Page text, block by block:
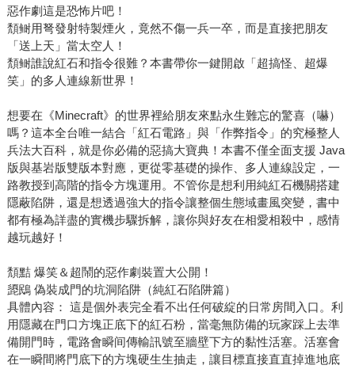
惡作劇這是恐怖片吧！
頽鲥用弩發射特製煙火，竟然不傷一兵一卒，而是直接把朋友
「送上天」當太空人！
頽鲥誰說紅石和指令很難？本書帶你一鍵開啟「超搞怪、超爆
笑」的多人連線新世界！
想要在《Minecraft》的世界裡給朋友來點永生難忘的驚喜（嚇）
嗎？這本全台唯一結合「紅石電路」與「作弊指令」的究極整人
兵法大百科，就是你必備的惡搞大寶典！本書不僅全面支援 Java
版與基岩版雙版本對應，更從零基礎的操作、多人連線設定，一
路教授到高階的指令方塊運用。不管你是想利用純紅石機關搭建
隱蔽陷阱，還是想透過強大的指令讓整個生態域畫風突變，書中
都有極為詳盡的實機步驟拆解，讓你與好友在相愛相殺中，感情
越玩越好！
頽黠️ 爆笑＆超鬧的惡作劇裝置大公開！
頾鴖 偽裝成門的坑洞陷阱（純紅石陷阱篇）
具體內容： 這是個外表完全看不出任何破綻的日常房間入口。利
用隱藏在門口方塊正底下的紅石粉，當毫無防備的玩家踩上去準
備開門時，電路會瞬间傳輸訊號至牆壁下方的黏性活塞。活塞會
在一瞬間將門底下的方塊硬生生抽走，讓目標直接直直掉進地底